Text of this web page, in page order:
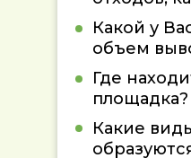
Какой у
объем
Где
площадка?
Какие